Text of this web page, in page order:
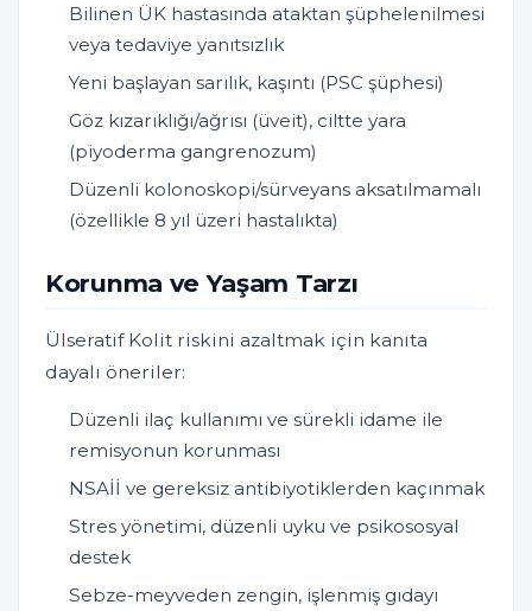
Bilinen ÜK hastasında ataktan şüphelenilmesi
veya tedaviye yanıtsızlık
Yeni başlayan sarılık, kaşıntı (PSC şüphesi)
Göz kızarıklığı/ağrısı (üveit), ciltte yara
(piyoderma gangrenozum)
Düzenli kolonoskopi/sürveyans aksatılmamalı
(özellikle 8 yıl üzeri hastalıkta)
Korunma ve Yaşam Tarzı
Ülseratif Kolit riskini azaltmak için kanıta
dayalı öneriler:
Düzenli ilaç kullanımı ve sürekli idame ile
remisyonun korunması
NSAİİ ve gereksiz antibiyotiklerden kaçınmak
Stres yönetimi, düzenli uyku ve psikososyal
destek
Sebze-meyveden zengin, işlenmiş gıdayı